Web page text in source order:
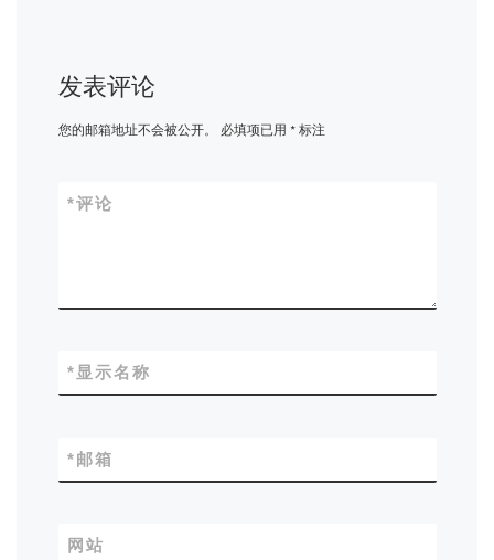
发表评论
您的邮箱地址不会被公开。 必填项已用 *标注
评论
*
显示名称
*
邮箱
*
网站